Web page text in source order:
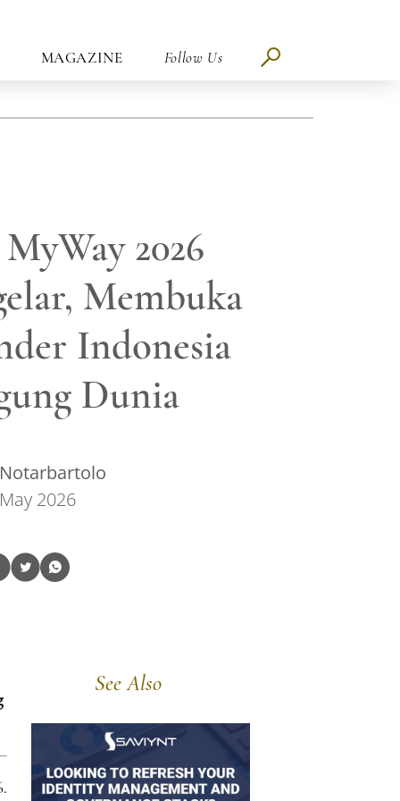
MAGAZINE Follow Us
2026
Membuka
Indonesia
Dunia
2026
See Also